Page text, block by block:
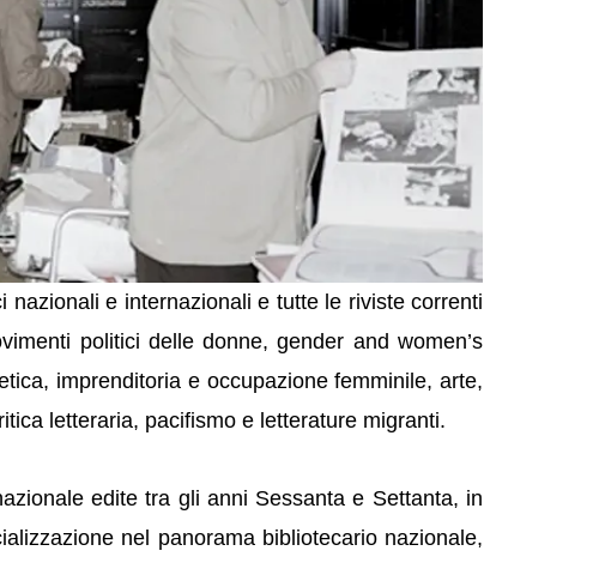
e internazionali e tutte le riviste correnti
politici delle donne, gender and women’s
imprenditoria e occupazione femminile, arte,
letteraria, pacifismo e letterature migranti.
edite tra gli anni Sessanta e Settanta, in
nel panorama bibliotecario nazionale,